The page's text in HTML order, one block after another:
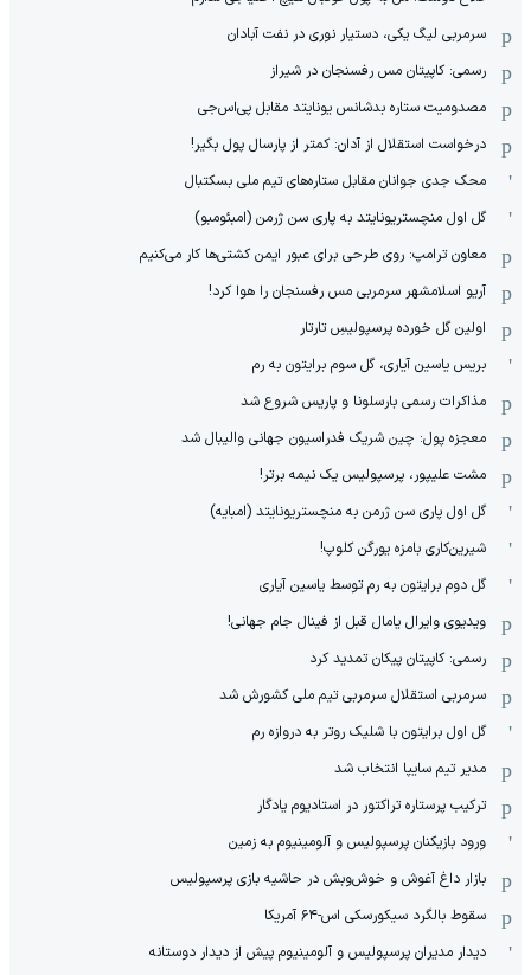
سرمربی لیگ یکی، دستیار نوری در نفت آبادان
رسمی: کاپیتان مس رفسنجان در شیراز
مصدومیت ستاره بدشانس یونایتد مقابل پی‌اس‌جی
درخواست استقلال از آدان: کمتر از پارسال پول بگیر!
محک جدی ‌جوانان مقابل ستاره‌های تیم ملی بسکتبال
گل اول منچستریونایتد به پاری سن ژرمن (امبئومبو)
معاون ترامپ: روی طرحی برای عبور ایمن کشتی‌ها کار می‌کنیم
آریو اسلامشهر سرمربی مس رفسنجان را هوا کرد!
اولین گل خورده پرسپولیسِ تارتار
بریس یاسین آیاری، گل سوم برایتون به رم
مذاکرات رسمی بارسلونا و پاریس شروع شد
معجزه پول: چین شریک فدراسیون جهانی والیبال شد
مشت علیپور، پرسپولیس یک نیمه برتر!
گل اول پاری سن ژرمن به منچستریونایتد (امبایه)
شیرین‌کاری بامزه یورگن کلوپ!
گل دوم برایتون به رم توسط یاسین آیاری
ویدیوی وایرال یامال قبل از فینال جام جهانی!
رسمی: کاپیتان پیکان تمدید کرد
سرمربی استقلال سرمربی تیم ملی کشورش شد
گل اول برایتون با شلیک روتر به دروازه رم
مدیر تیم سایپا انتخاب شد
ترکیب پرستاره تراکتور در استادیوم یادگار
ورود بازیکنان پرسپولیس و آلومینیوم به زمین
بازار داغ آغوش و خوش‌و‌بش در حاشیه بازی پرسپولیس
سقوط بالگرد سیکورسکی اس-۶۴ آمریکا
دیدار مدیران پرسپولیس و آلومینیوم پیش از دیدار دوستانه